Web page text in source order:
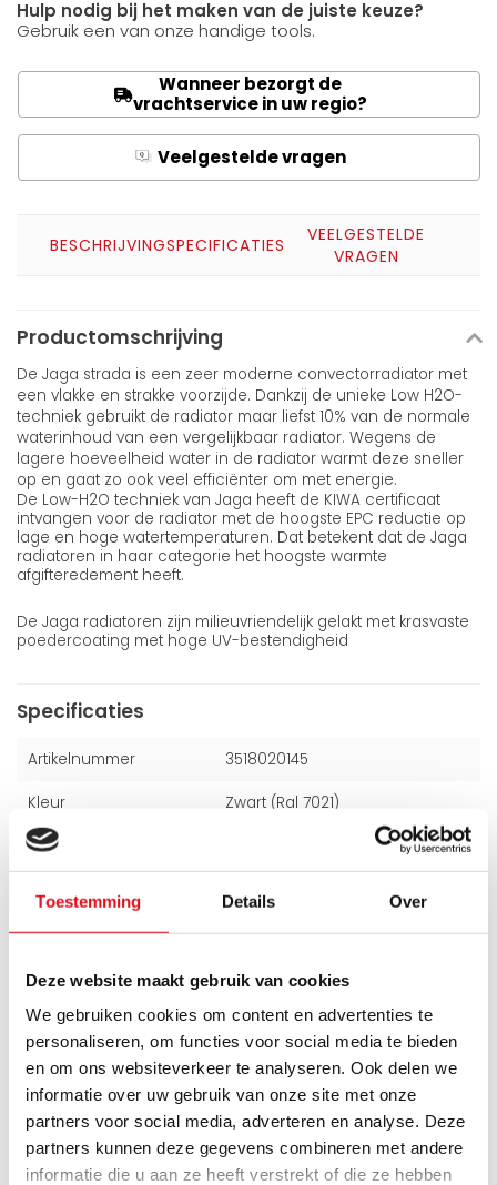
Toestemming Details Over
Deze website maakt gebruik van cookies
We gebruiken cookies om content en advertenties te
personaliseren, om functies voor social media te bieden
en om ons websiteverkeer te analyseren. Ook delen we
informatie over uw gebruik van onze site met onze
partners voor social media, adverteren en analyse. Deze
partners kunnen deze gegevens combineren met andere
informatie die u aan ze heeft verstrekt of die ze hebben
Hulp nodig bij het maken van de juiste keuze?
Gebruik een van onze handige tools.
Wanneer bezorgt de
vrachtservice in uw regio?
Q Veelgestelde vragen
BESCHRIJVINGSPECIFICATIES
VEELGESTELDE
VRAGEN
Productomschrijving
De Jaga strada is een zeer moderne convectorradiator met
een vlakke en strakke voorzijde. Dankzij de unieke Low H2O-
techniek gebruikt de radiator maar liefst 10% van de normale
waterinhoud van een vergelijkbaar radiator. Wegens de
lagere hoeveelheid water in de radiator warmt deze sneller
op en gaat zo ook veel efficiënter om met energie.
De Low-H2O techniek van Jaga heeft de KIWA certificaat
intvangen voor de radiator met de hoogste EPC reductie op
lage en hoge watertemperaturen. Dat betekent dat de Jaga
radiatoren in haar categorie het hoogste warmte
afgifteredement heeft.
De Jaga radiatoren zijn milieuvriendelijk gelakt met krasvaste
poedercoating met hoge UV-bestendigheid
Specificaties
Artikelnummer 3518020145
Kleur Zwart (Ral 7021)
Hoogte
Dikte 215 mm
Heb je een vraag over dit product ?
Simon helpt je graag en kan al je vragen beantwoorden.
Stuur een bericht